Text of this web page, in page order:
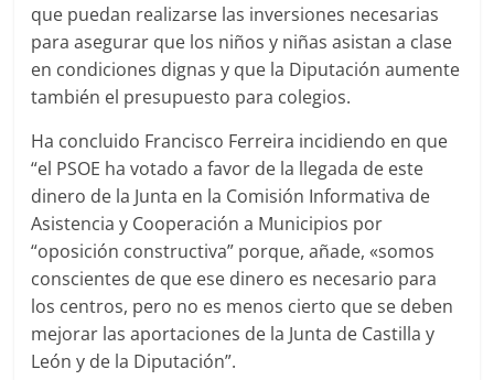
que puedan realizarse las inversiones necesarias
para asegurar que los niños y niñas asistan a clase
en condiciones dignas y que la Diputación aumente
también el presupuesto para colegios.
Ha concluido Francisco Ferreira incidiendo en que
“el PSOE ha votado a favor de la llegada de este
dinero de la Junta en la Comisión Informativa de
Asistencia y Cooperación a Municipios por
“oposición constructiva” porque, añade, «somos
conscientes de que ese dinero es necesario para
los centros, pero no es menos cierto que se deben
mejorar las aportaciones de la Junta de Castilla y
León y de la Diputación”.